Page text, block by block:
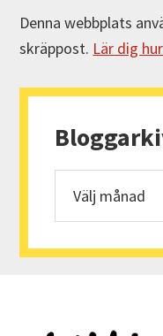
Denna webbplats
skräppost. Lär dig
Primärt
sidofält